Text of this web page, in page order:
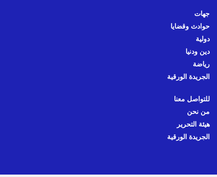
جهات
حوادث وقضايا
دولية
دين ودنيا
رياضة
الجريدة الورقية
للتواصل معنا
من نحن
هيئة التحرير
الجريدة الورقية